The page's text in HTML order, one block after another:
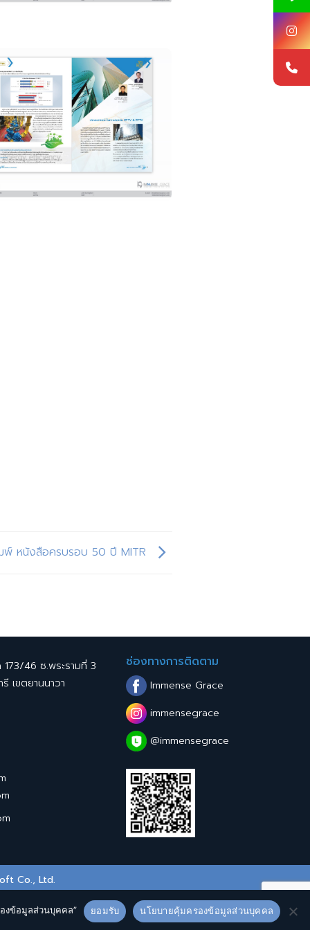
หนังสือครบรอบ 50 ปี MITR
46 ซ.พระรามที่ 3
เขตยานนาวา
ช่องทางการติดตาม
Immense Grace
immensegrace
@immensegrace
Co., Ltd.
งข้อมูลส่วนบุคคล” ยอมรับ นโยบายคุ้มครองข้อมูลส่วนบุคคล